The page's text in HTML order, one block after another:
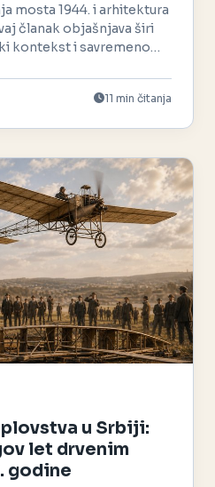
mosta 1944. i arhitektura
članak objašnjava širi
kontekst i savremeno
11 min čitanja
u Srbiji:
let drvenim
godine